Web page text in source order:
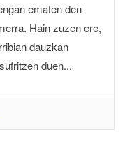
ematen den
Hain zuzen ere,
dauzkan
duen...